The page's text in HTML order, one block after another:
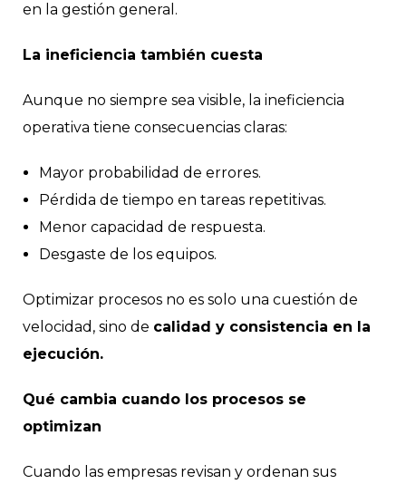
en la gestión general.
La ineficiencia también cuesta
Aunque no siempre sea visible, la ineficiencia
operativa tiene consecuencias claras:
Mayor probabilidad de errores.
Pérdida de tiempo en tareas repetitivas.
Menor capacidad de respuesta.
Desgaste de los equipos.
Optimizar procesos no es solo una cuestión de
velocidad, sino de calidad y consistencia en la
ejecución.
Qué cambia cuando los procesos se
optimizan
Cuando las empresas revisan y ordenan sus